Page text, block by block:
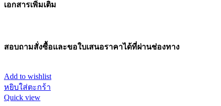
เอกสารเพิ่มเติม
สอบถามสั่งซื้อและขอใบเสนอราคาได้ที่ผ่านช่องทาง
Add to wishlist
หยิบใส่ตะกร้า
Quick view